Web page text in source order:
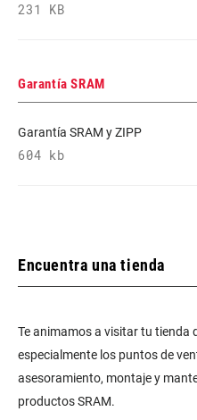
231 KB
Garantía SRAM
Garantía SRAM y ZIPP
604 kb
Encuentra una tienda
Te animamos a visitar tu tienda
especialmente los puntos de
asesoramiento, montaje y
productos SRAM.